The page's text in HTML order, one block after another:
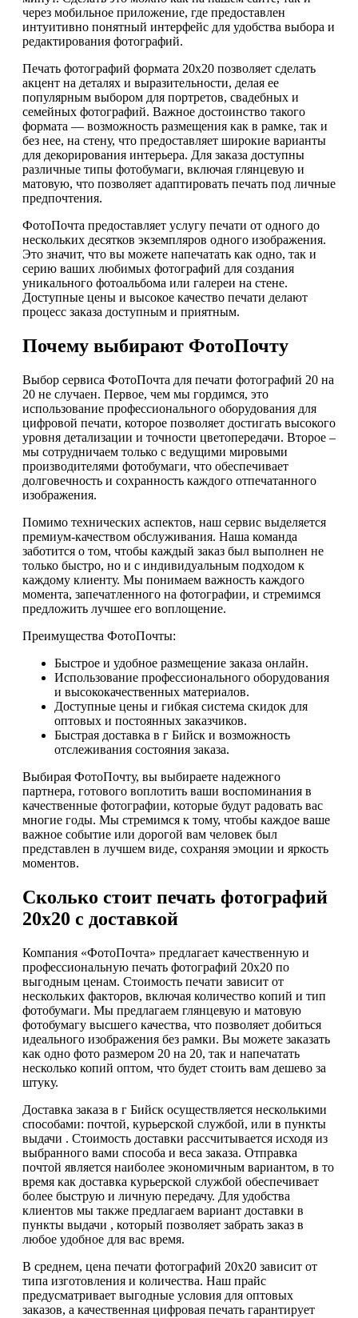
через мобильное приложение, где предоставлен
интуитивно понятный интерфейс для удобства выбора и
редактирования фотографий.
Печать фотографий формата 20х20 позволяет сделать
акцент на деталях и выразительности, делая ее
популярным выбором для портретов, свадебных и
семейных фотографий. Важное достоинство такого
формата — возможность размещения как в рамке, так и
без нее, на стену, что предоставляет широкие варианты
для декорирования интерьера. Для заказа доступны
различные типы фотобумаги, включая глянцевую и
матовую, что позволяет адаптировать печать под личные
предпочтения.
ФотоПочта предоставляет услугу печати от одного до
нескольких десятков экземпляров одного изображения.
Это значит, что вы можете напечатать как одно, так и
серию ваших любимых фотографий для создания
уникального фотоальбома или галереи на стене.
Доступные цены и высокое качество печати делают
процесс заказа доступным и приятным.
Почему выбирают ФотоПочту
Выбор сервиса ФотоПочта для печати фотографий 20 на
20 не случаен. Первое, чем мы гордимся, это
использование профессионального оборудования для
цифровой печати, которое позволяет достигать высокого
уровня детализации и точности цветопередачи. Второе –
мы сотрудничаем только с ведущими мировыми
производителями фотобумаги, что обеспечивает
долговечность и сохранность каждого отпечатанного
изображения.
Помимо технических аспектов, наш сервис выделяется
премиум-качеством обслуживания. Наша команда
заботится о том, чтобы каждый заказ был выполнен не
только быстро, но и с индивидуальным подходом к
каждому клиенту. Мы понимаем важность каждого
момента, запечатленного на фотографии, и стремимся
предложить лучшее его воплощение.
Преимущества ФотоПочты:
Быстрое и удобное размещение заказа онлайн.
Использование профессионального оборудования
и высококачественных материалов.
Доступные цены и гибкая система скидок для
оптовых и постоянных заказчиков.
Быстрая доставка в г Бийск и возможность
отслеживания состояния заказа.
Выбирая ФотоПочту, вы выбираете надежного
партнера, готового воплотить ваши воспоминания в
качественные фотографии, которые будут радовать вас
многие годы. Мы стремимся к тому, чтобы каждое ваше
важное событие или дорогой вам человек был
представлен в лучшем виде, сохраняя эмоции и яркость
моментов.
Сколько стоит печать фотографий
20х20 с доставкой
Компания «ФотоПочта» предлагает качественную и
профессиональную печать фотографий 20х20 по
выгодным ценам. Стоимость печати зависит от
нескольких факторов, включая количество копий и тип
фотобумаги. Мы предлагаем глянцевую и матовую
фотобумагу высшего качества, что позволяет добиться
идеального изображения без рамки. Вы можете заказать
как одно фото размером 20 на 20, так и напечатать
несколько копий оптом, что будет стоить вам дешево за
штуку.
Доставка заказа в г Бийск осуществляется несколькими
способами: почтой, курьерской службой, или в пункты
выдачи . Стоимость доставки рассчитывается исходя из
выбранного вами способа и веса заказа. Отправка
почтой является наиболее экономичным вариантом, в то
время как доставка курьерской службой обеспечивает
более быструю и личную передачу. Для удобства
клиентов мы также предлагаем вариант доставки в
пункты выдачи , который позволяет забрать заказ в
любое удобное для вас время.
В среднем, цена печати фотографий 20х20 зависит от
типа изготовления и количества. Наш прайс
предусматривает выгодные условия для оптовых
заказов, а качественная цифровая печать гарантирует